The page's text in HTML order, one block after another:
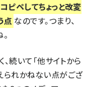
ピペしてちょっと改変
点 なのです。つまり、
続いて「他サイトから
られかねない点がござ